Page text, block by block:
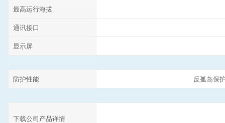
最高运行海拔
通讯接口
显示屏
防护性能 反孤岛保
下载公司产品详情